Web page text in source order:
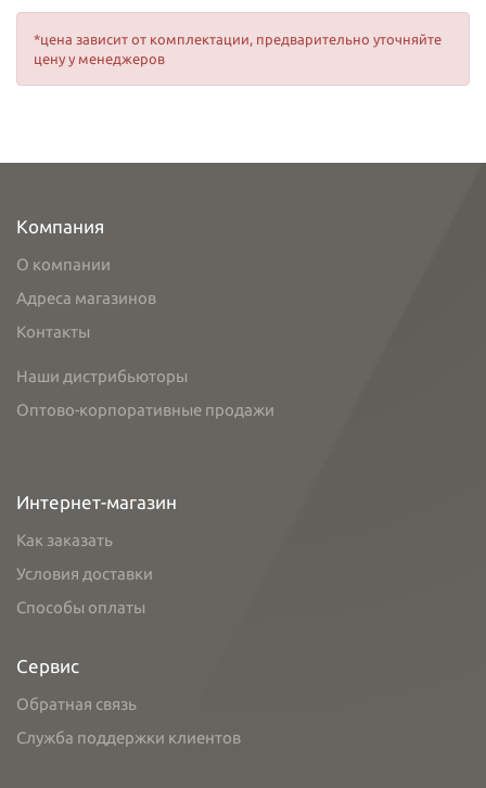
*цена зависит от комплектации, предварительно уточняйте
цену у менеджеров
Компания
О компании
Адреса магазинов
Контакты
Наши дистрибьюторы
Оптово-корпоративные продажи
Интернет-магазин
Как заказать
Условия доставки
Способы оплаты
Сервис
Обратная связь
Служба поддержки клиентов